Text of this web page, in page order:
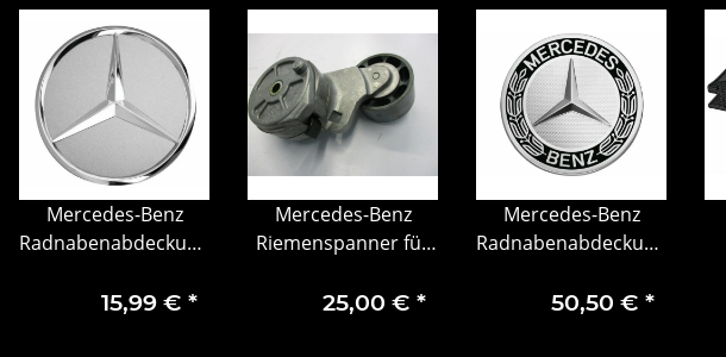
Mercedes-Benz
Radnabenabdeckung
titansilber
15,99 € *
Mercedes-Benz
Riemenspanner für
25,00 € *
Mercedes-Benz
Radnabenabdeckung,
4x Stück
50,50 € *